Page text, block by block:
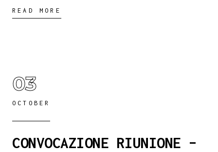
READ MORE
03
OCTOBER
CONVOCAZIONE RIUNIONE –